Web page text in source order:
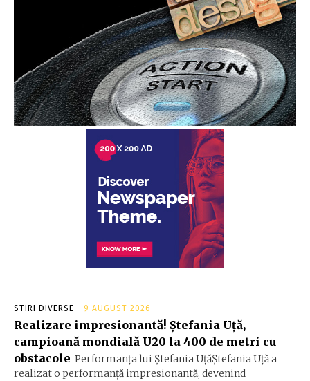
STIRI DIVERSE 9 AUGUST 2026
Realizare impresionantă! Ștefania Uță,
campioană mondială U20 la 400 de metri cu
obstacole Performanța lui Ștefania UțăŞtefania Uță a
realizat o performanță impresionantă, devenind